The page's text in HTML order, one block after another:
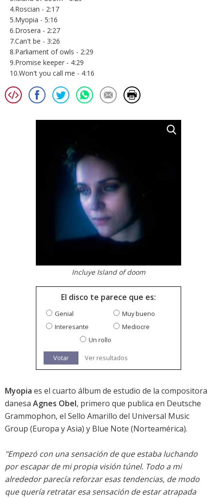
4.Roscian - 2:17
5.Myopia - 5:16
6.Drosera - 2:27
7.Can't be - 3:26
8.Parliament of owls - 2:29
9.Promise keeper - 4:29
10.Won't you call me - 4:16
Incluye Island of doom
El disco te parece que es:
Genial
Muy bueno
Interesante
Mediocre
Un rollo
Votar Ver resultados
Myopia es el cuarto álbum de estudio de la compositora
danesa Agnes Obel, primero que publica en Deutsche
Grammophon, el Sello Amarillo del Universal Music
Group (Europa y Asia) y Blue Note (Norteamérica).
"Empezó con una sensación de que estaba luchando
por escapar de mi propia visión túnel. Todo a mi
alrededor parecía reforzar esas tendencias, de modo
que quería retratar esa sensación de estar atrapada